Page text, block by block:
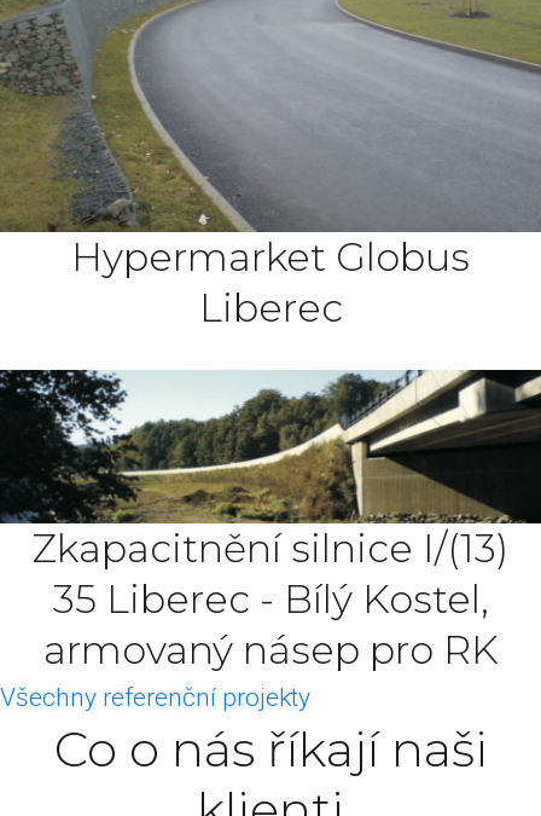
Hypermarket Globus
Liberec
Zkapacitnění silnice I/(13)
35 Liberec - Bílý Kostel,
armovaný násep pro RK
Všechny referenční projekty
Co o nás říkají naši